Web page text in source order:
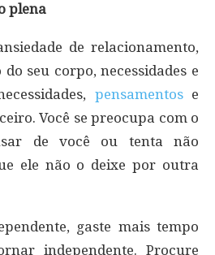
plena
de relacionamento,
seu corpo, necessidades e
pensamentose
Você se preocupa com o
de você ou tenta não
ele não o deixe por outra
gaste mais tempo
independente. Procure